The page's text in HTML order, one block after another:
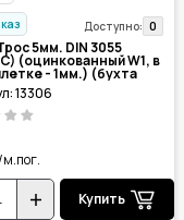
Доступно: 0
5мм. DIN 3055
(оцинкованный W1, в
- 1мм.) (бухта
13306
Купить